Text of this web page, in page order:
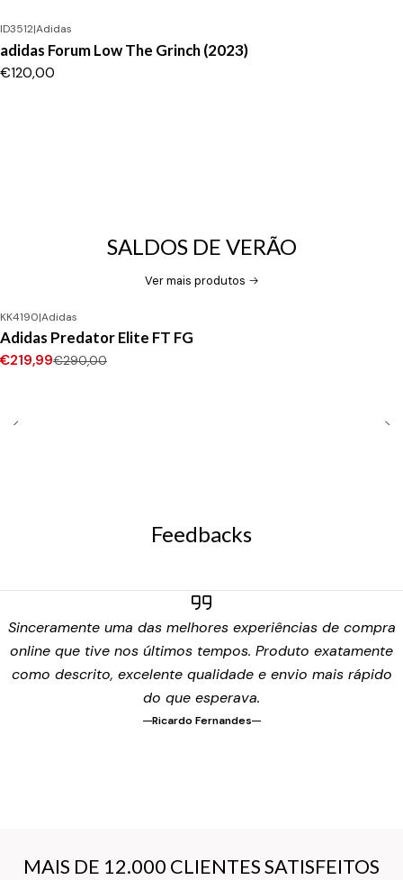
ID3512|Adidas
adidas Forum Low The Grinch (2023)
€120,00
SALDOS DE VERÃO
Ver mais produtos
-24%DESCONTO
Novo
KK4190|Adidas
Adidas Predator Elite FT FG
€219,99€290,00
Feedbacks
Sinceramente uma das melhores experiências de compra
online que tive nos últimos tempos. Produto exatamente
como descrito, excelente qualidade e envio mais rápido
do que esperava.
Ricardo Fernandes
MAIS DE 12.000 CLIENTES SATISFEITOS
MAIS DE 12.000 CLIENTES SATISFEITOS